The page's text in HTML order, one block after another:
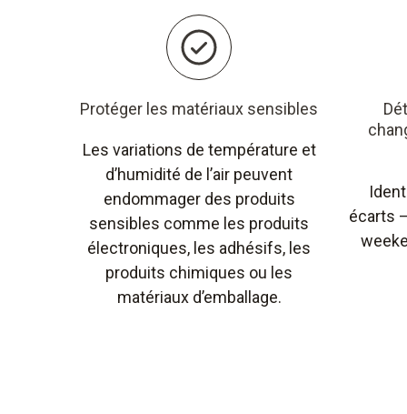
Protéger les matériaux sensibles
Les variations de température et
d’humidité de l’air peuvent
endommager des produits
sensibles comme les produits
électroniques, les adhésifs, les
produits chimiques ou les
matériaux d’emballage.
écarts